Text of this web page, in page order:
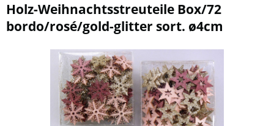
Holz-Weihnachtsstreuteile Box/72
bordo/rosé/gold-glitter sort. ø4cm